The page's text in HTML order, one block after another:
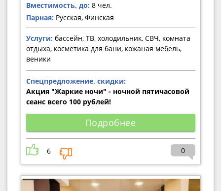
Вместимость, до: 8 чел.
Парная: Русская, Финская
Услуги: бассейн, ТВ, холодильник, СВЧ, комната
отдыха, косметика для бани, кожаная мебель,
веники
Спецпредложение, скидки:
Акция "Жаркие ночи" - ночной пятичасовой
сеанс всего 100 рублей!
Подробнее
6 0